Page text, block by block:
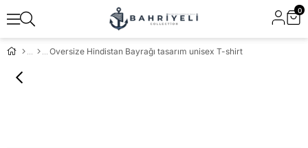
0
Oversize Hindistan Bayrağı tasarım unisex T-shirt